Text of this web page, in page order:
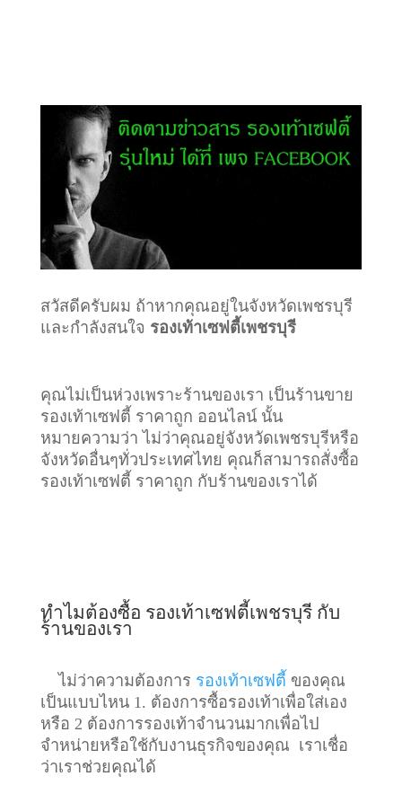
สวัสดีครับผม ถ้าหากคุณอยู่ในจังหวัดเพชรบุรี
และกำลังสนใจ รองเท้าเซฟตี้เพชรบุรี
คุณไม่เป็นห่วงเพราะร้านของเรา เป็นร้านขาย
รองเท้าเซฟตี้ ราคาถูก ออนไลน์ นั้น
หมายความว่า ไม่ว่าคุณอยู่จังหวัดเพชรบุรีหรือ
จังหวัดอื่นๆทั่วประเทศไทย คุณก็สามารถสั่งซื้อ
รองเท้าเซฟตี้ ราคาถูก กับร้านของเราได้
ทำไมต้องซื้อ รองเท้าเซฟตี้เพชรบุรี กับ
ร้านของเรา
ไม่ว่าความต้องการ รองเท้าเซฟตี้ ของคุณ
เป็นแบบไหน 1. ต้องการซื้อรองเท้าเพื่อใส่เอง
หรือ 2 ต้องการรองเท้าจำนวนมากเพื่อไป
จำหน่ายหรือใช้กับงานธุรกิจของคุณ เราเชื่อ
ว่าเราช่วยคุณได้